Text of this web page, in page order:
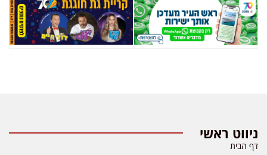
ניווט ראשי
דף הבית